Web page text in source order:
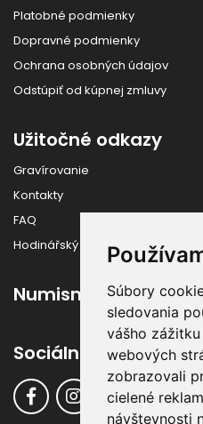
Súbory
sledovania
vášho
webových
zobrazovali
cielené
návštevnosti
Platobné podmienky
Dopravné podmienky
Ochrana osobných údajov
Odstúpiť od kúpnej zmluvy
Užitočné odkazy
Gravírovanie
Kontakty
FAQ
Hodinářský slovník
Numismatika
Sociálne siete